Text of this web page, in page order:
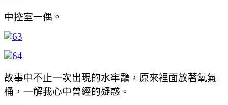
中控室一偶。
故事中不止一次出現的水牢籠，原來裡面放著氧氣
桶，一解我心中曾經的疑惑。